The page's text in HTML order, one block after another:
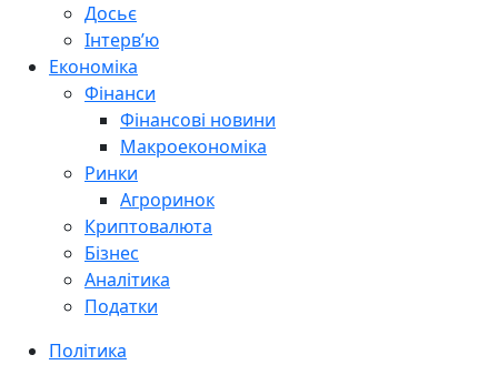
Досьє
Інтерв’ю
Економіка
Фінанси
Фінансові новини
Макроекономіка
Ринки
Агроринок
Криптовалюта
Бізнес
Аналітика
Податки
Політика